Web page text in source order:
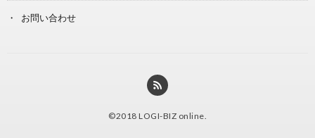
お問い合わせ
©2018 LOGI-BIZ online.